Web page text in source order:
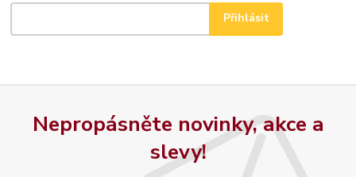
Nepropásněte novinky, akce a
slevy!